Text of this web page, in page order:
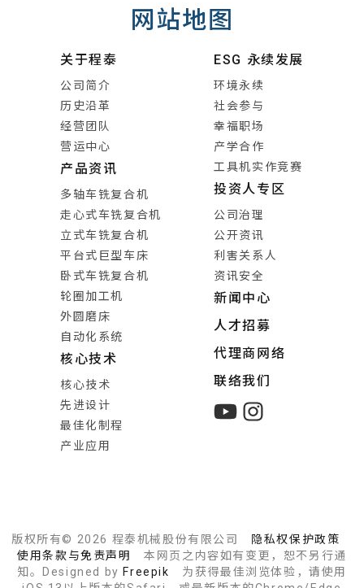
网站地图
关于程泰
公司简介
历史沿革
经营团队
营运中心
产品资讯
多轴车铣复合机
走心式车铣复合机
立式车铣复合机
平台式巨型车床
卧式车铣复合机
轮圈加工机
外圆磨床
自动化系统
核心技术
核心技术
先进设计
最佳化制程
产业应用
ESG 永续发展
环境永续
社会参与
幸福职场
产学合作
工具机实作竞赛
投资人专区
公司治理
公开资讯
利害关系人
资讯安全
新闻中心
人才招募
代理商网络
联络我们
版权所有© 2026 程泰机械股份有限公司
隐私权保护政策
使用条款与免责声明
本网页之内容如有变更，恕不另行通
知。Designed by Freepik 为获得最佳浏览体验，请使用